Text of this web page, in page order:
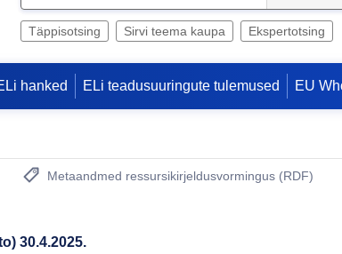
e
Täppisotsing Sirvi teema kaupa Ekspertotsing
hanked ELi teadusuuringute tulemused EU
Metaandmed ressursikirjeldusvormingus (RDF)
30.4.2025.